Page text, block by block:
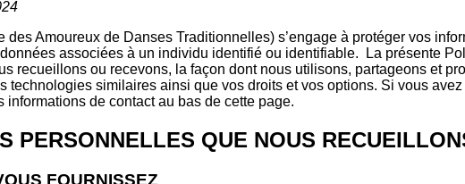
des Amoureux de Danses Traditionnelles) s’engage à protéger vos
associées à un individu identifié ou identifiable. La présente
recueillons ou recevons, la façon dont nous utilisons, partageons et
technologies similaires ainsi que vos droits et vos options. Si vous
de contact au bas de cette page.
PERSONNELLES QUE NOUS
FOURNISSEZ